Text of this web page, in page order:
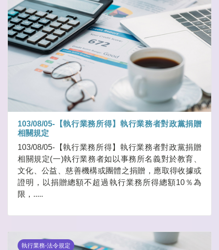
103/08/05-【執行業務所得】執行業務者對政黨捐贈
相關規定
103/08/05-【執行業務所得】執行業務者對政黨捐贈
相關規定(一)執行業務者如以事務所名義對於教育、
文化、公益、慈善機構或團體之捐贈，應取得收據或
證明，以捐贈總額不超過執行業務所得總額10％為
限，.....
執行業務-法令規定